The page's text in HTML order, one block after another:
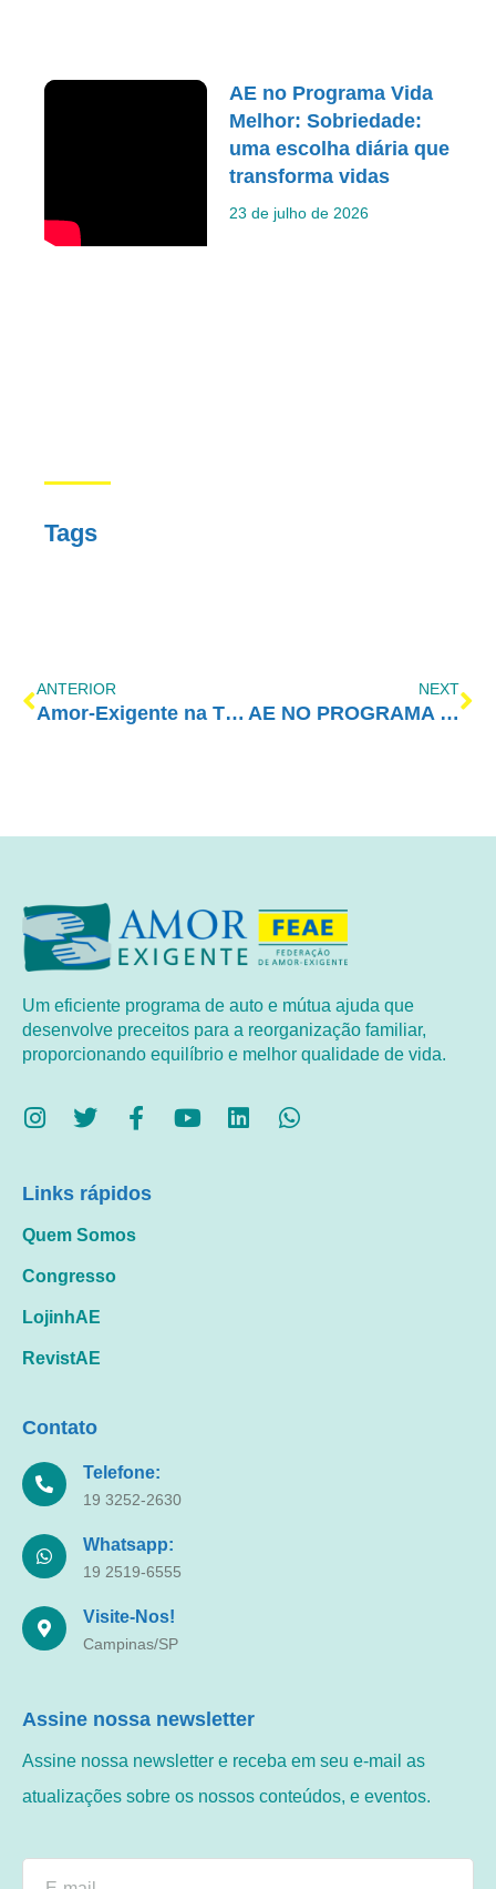
AE no Programa Vida
Melhor: Sobriedade:
uma escolha diária que
transforma vidas
23 de julho de 2026
Tags
ANTERIOR
Amor-Exigente na TV Tribuna
NEXT
AE NO PROGRAMA VIDA MELHOR – REDEVIDA – 05/07/2021
Um eficiente programa de auto e mútua ajuda que
desenvolve preceitos para a reorganização familiar,
proporcionando equilíbrio e melhor qualidade de vida.
Links rápidos
Quem Somos
Congresso
LojinhAE
RevistAE
Contato
Telefone:
19 3252-2630
Whatsapp:
19 2519-6555
Visite-Nos!
Campinas/SP
Assine nossa newsletter
Assine nossa newsletter e receba em seu e-mail as
atualizações sobre os nossos conteúdos, e eventos.